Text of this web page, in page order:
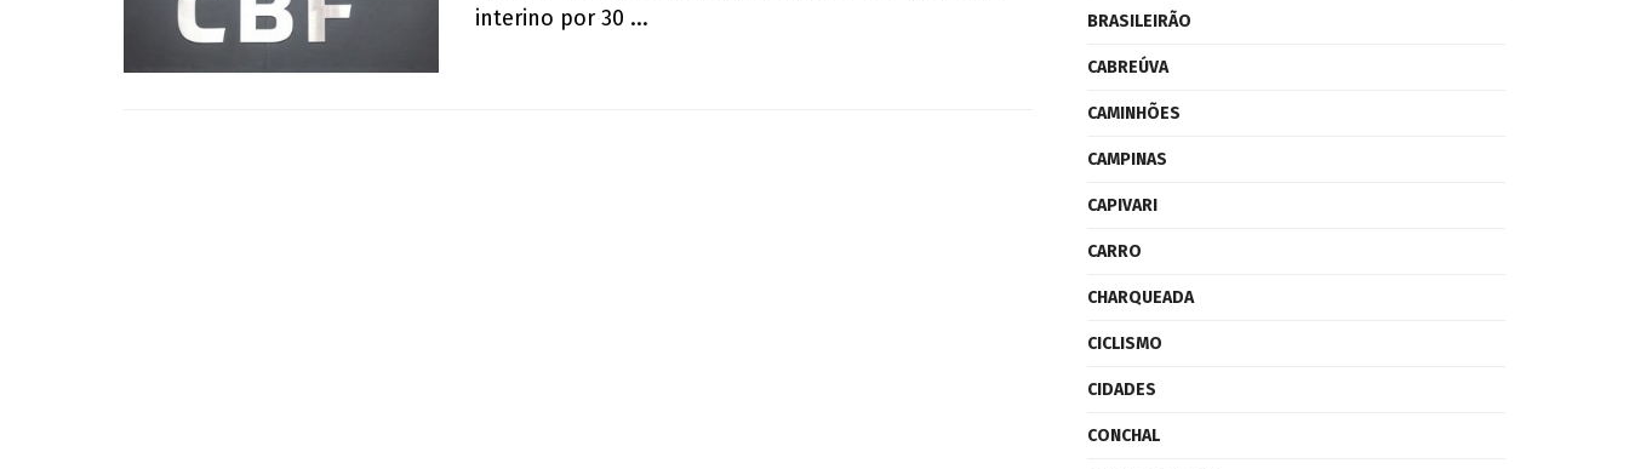
interino por 30 ...
BRASILEIRÃO
CABREÚVA
CAMINHÕES
CAMPINAS
CAPIVARI
CARRO
CHARQUEADA
CICLISMO
CIDADES
CONCHAL